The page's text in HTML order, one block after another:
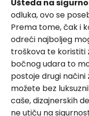
Ušteda na
odluka, ovo se
Prema tome, čak i
odreći najboljeg
troškova te koristiti
bočnog udara to
postoje drugi načini
možete bez
caše, dizajnerskih
ne utiču na